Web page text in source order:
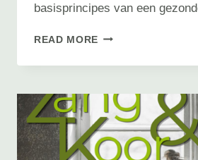
basisprincipes van een
READ MORE START
SING